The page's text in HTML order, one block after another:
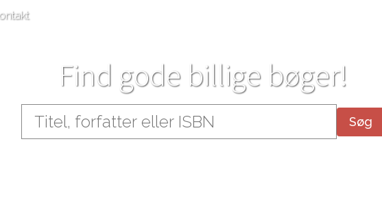
Find gode billige bøger!
Søg